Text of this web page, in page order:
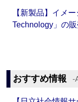
【新製品】イメ
Technology」の
おすすめ情報